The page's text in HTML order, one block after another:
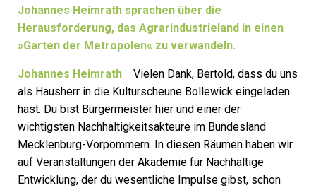
Johannes Heimrath spra­chen über die
Herausforderung, das Agrarindustrieland in einen
­»Garten der Metropolen« zu verwandeln.
Johannes Heimrath Vielen Dank, Bertold, dass du uns
als Hausherr in die Kulturscheune Bollewick eingeladen
hast. Du bist Bürgermeister hier und einer der
wichtigsten Nachhaltigkeitsakteure im Bundesland
Mecklenburg-Vorpommern. In diesen Räumen haben wir
auf Veranstaltungen der Akademie für Nachhaltige
Entwicklung, der du wesentliche Impulse gibst, schon